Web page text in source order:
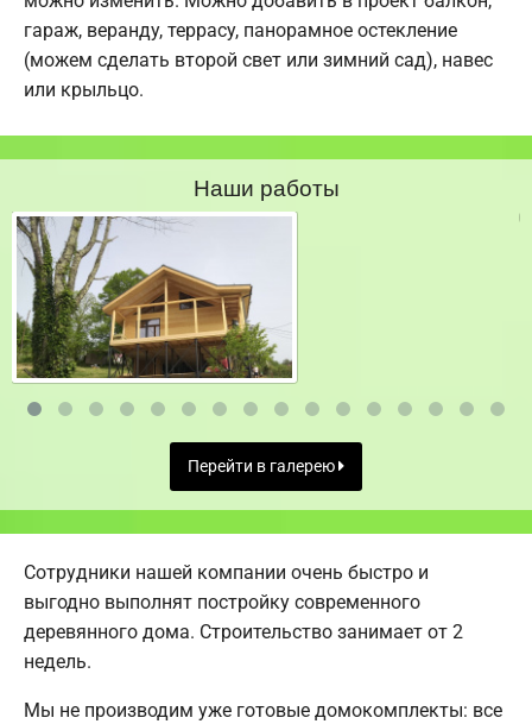
гараж, веранду, террасу, панорамное остекление
(можем сделать второй свет или зимний сад), навес
или крыльцо.
Наши работы
Перейти в галерею
Сотрудники нашей компании очень быстро и
выгодно выполнят постройку современного
деревянного дома. Строительство занимает от 2
недель.
Мы не производим уже готовые домокомплекты: все